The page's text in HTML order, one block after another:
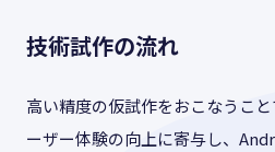
技術試作の流れ
高い精度の仮試作をおこなうこ
ーザー体験の向上に寄与し、